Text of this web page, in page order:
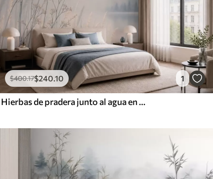
$400.17$240.10 1
Hierbas de pradera junto al agua en un paisaje brumoso